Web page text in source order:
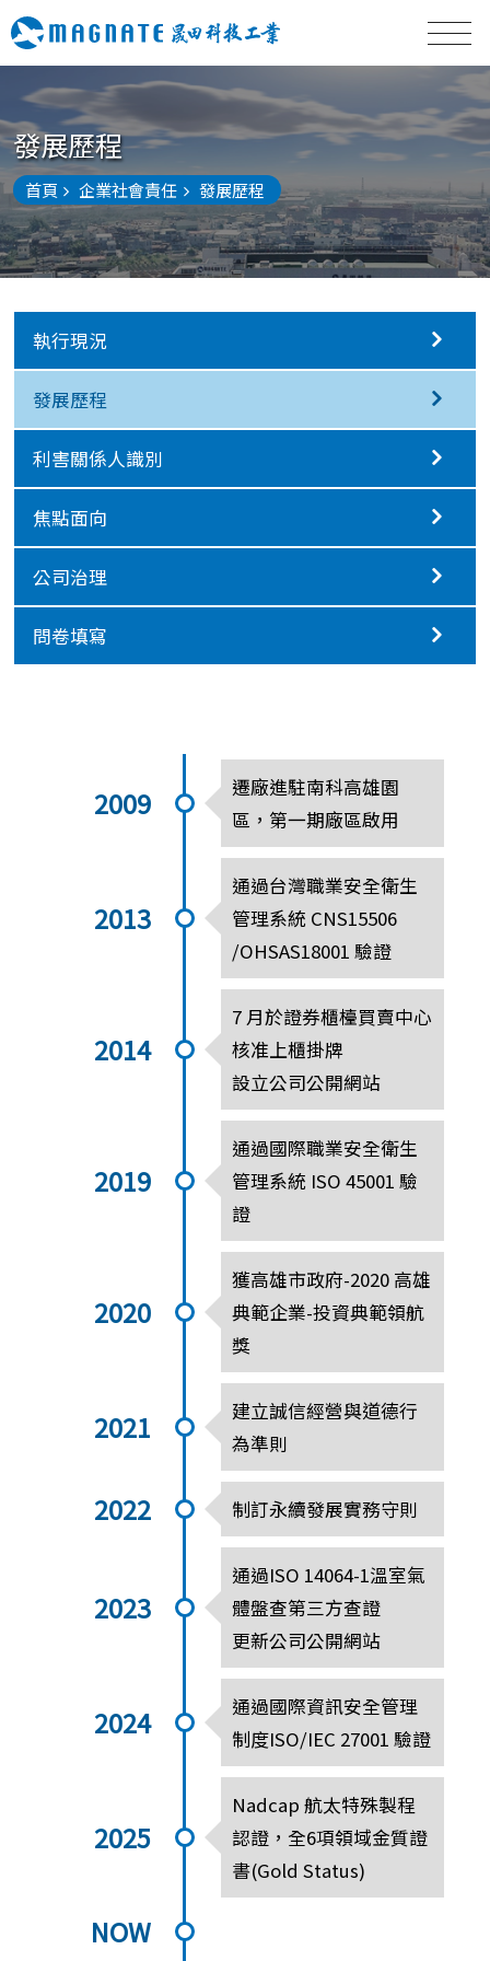
發展歷程
首頁 企業社會責任 發展歷程
執行現況
發展歷程
利害關係人識別
焦點面向
公司治理
問卷填寫
2009
遷廠進駐南科高雄園
區，第一期廠區啟用
2013
通過台灣職業安全衛生
管理系統 CNS15506
/OHSAS18001 驗證
2014
7 月於證券櫃檯買賣中心
核准上櫃掛牌
設立公司公開網站
2019
通過國際職業安全衛生
管理系統 ISO 45001 驗
證
2020
獲高雄市政府-2020 高雄
典範企業-投資典範領航
獎
2021
建立誠信經營與道德行
為準則
2022 制訂永續發展實務守則
2023
通過ISO 14064-1溫室氣
體盤查第三方查證
更新公司公開網站
2024
通過國際資訊安全管理
制度ISO/IEC 27001 驗證
2025
Nadcap 航太特殊製程
認證，全6項領域金質證
書(Gold Status)
NOW